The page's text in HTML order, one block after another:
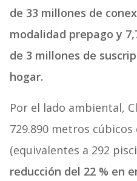
de 33 millones de
modalidad prepago y
de 3 millones de
hogar.
Por el lado ambiental,
729.890 metros
(equivalentes a 292
reducción del 22 % en